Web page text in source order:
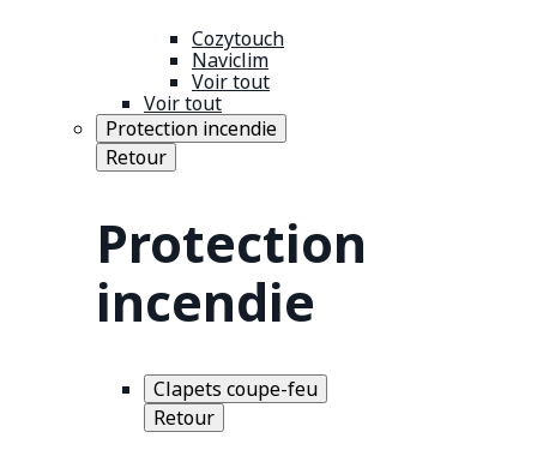
Cozytouch
Naviclim
Voir tout
Voir tout
Protection incendie
Retour
Protection
incendie
Clapets coupe-feu
Retour